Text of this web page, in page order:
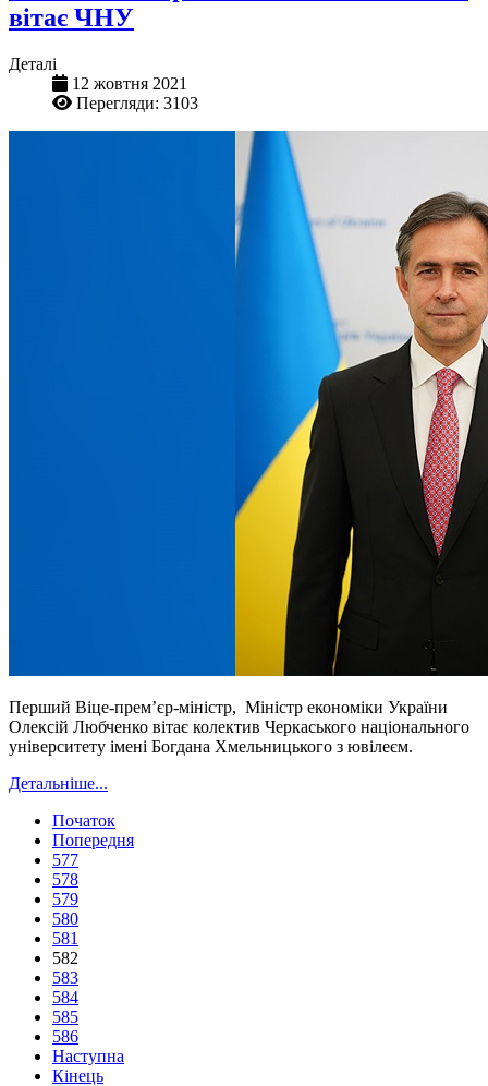
вітає ЧНУ
Деталі
12 жовтня 2021
Перегляди: 3103
Перший Віце-прем’єр-міністр, Міністр економіки України
Олексій Любченко вітає колектив Черкаського національного
університету імені Богдана Хмельницького з ювілеєм.
Детальніше...
Початок
Попередня
577
578
579
580
581
582
583
584
585
586
Наступна
Кінець